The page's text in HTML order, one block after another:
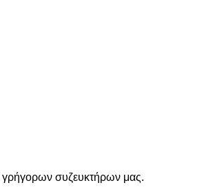
γρήγορων συζευκτήρων μας.